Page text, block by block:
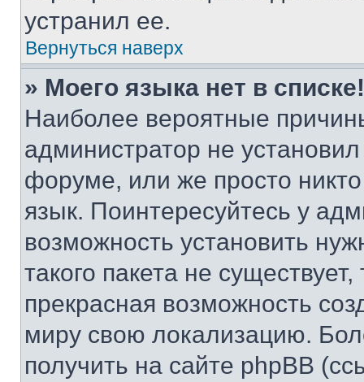
устранил ее.
Вернуться наверх
» Моего языка нет в списке!
Наиболее вероятные
администратор не
форуме, или же просто
язык. Поинтересуйтесь у
возможность установить
такого пакета не
прекрасная возможность
миру свою локализацию.
получить на сайте phpBB